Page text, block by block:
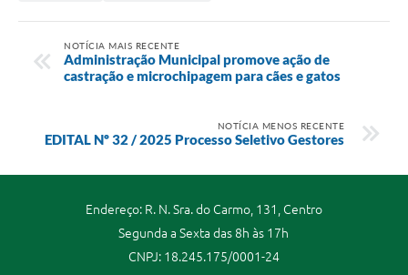
NOTÍCIA MAIS RECENTE
Administração Municipal promove ação de
castração e microchipagem para cães e gatos
NOTÍCIA MENOS RECENTE
EDITAL Nº 32 / 2025 Processo Seletivo Gestores
Endereço: R. N. Sra. do Carmo, 131, Centro
Segunda a Sexta das 8h às 17h
CNPJ: 18.245.175/0001-24